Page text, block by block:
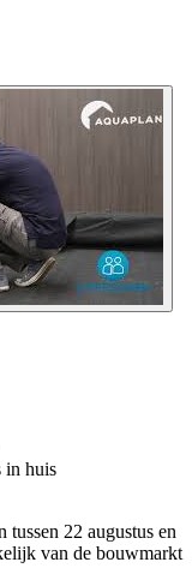
in huis
22 augustus en
van de bouwmarkt